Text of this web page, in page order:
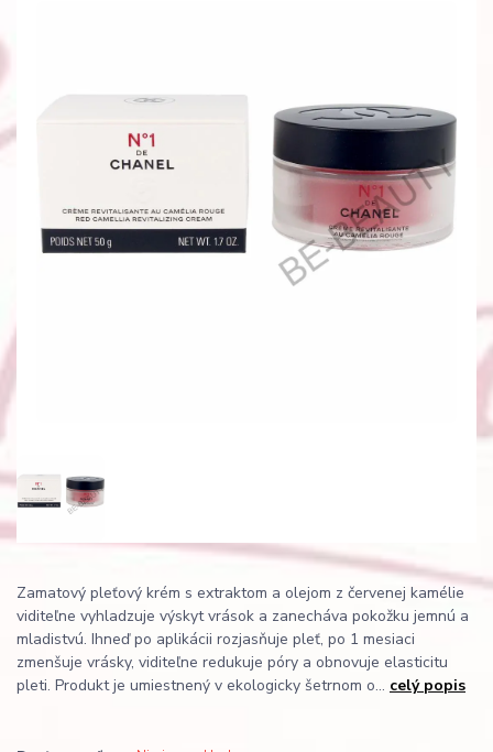
Zamatový pleťový krém s extraktom a olejom z červenej kamélie
viditeľne vyhladzuje výskyt vrások a zanecháva pokožku jemnú a
mladistvú. Ihneď po aplikácii rozjasňuje pleť, po 1 mesiaci
zmenšuje vrásky, viditeľne redukuje póry a obnovuje elasticitu
pleti. Produkt je umiestnený v ekologicky šetrnom o... celý popis